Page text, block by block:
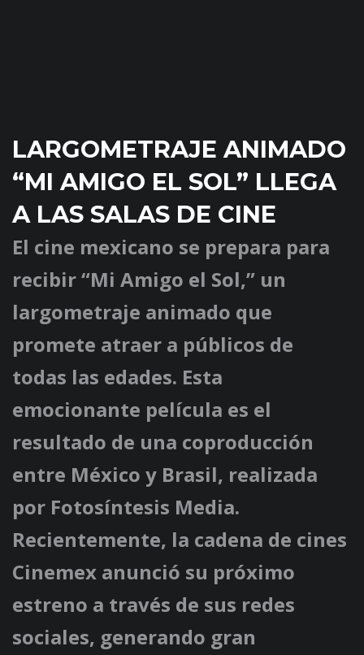
LARGOMETRAJE ANIMADO
“MI AMIGO EL SOL” LLEGA
A LAS SALAS DE CINE
El cine mexicano se prepara para
recibir“Mi Amigo el Sol,” un
largometraje animado que
promete atraer a públicos de
todas las edades. Esta
emocionante película es el
resultado de una coproducción
entre México y Brasil, realizada
por Fotosíntesis Media.
Recientemente, la cadena de cines
Cinemex anunció su próximo
estreno a través de sus redes
sociales, generando gran